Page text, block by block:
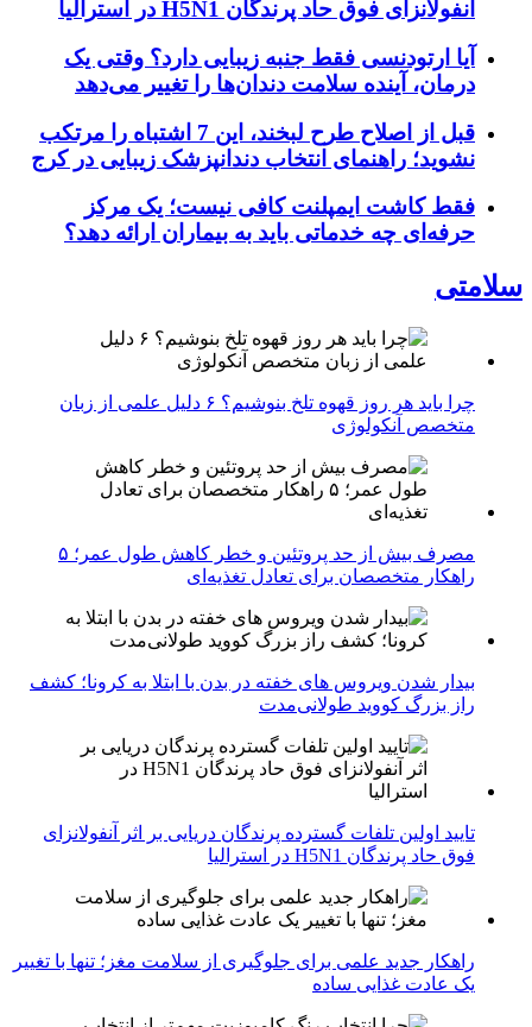
آنفولانزای فوق حاد پرندگان H5N1 در استرالیا
آیا ارتودنسی فقط جنبه زیبایی دارد؟ وقتی یک
درمان، آینده سلامت دندان‌ها را تغییر می‌دهد
قبل از اصلاح طرح لبخند، این 7 اشتباه را مرتکب
نشوید؛ راهنمای انتخاب دندانپزشک زیبایی در کرج
فقط کاشت ایمپلنت کافی نیست؛ یک مرکز
حرفه‌ای چه خدماتی باید به بیماران ارائه دهد؟
سلامتی
چرا باید هر روز قهوه تلخ بنوشیم؟ ۶ دلیل علمی از زبان
متخصص آنکولوژی
مصرف بیش از حد پروتئین و خطر کاهش طول عمر؛ ۵
راهکار متخصصان برای تعادل تغذیه‌ای
بیدار شدن ویروس‌ های خفته در بدن با ابتلا به کرونا؛ کشف
راز بزرگ کووید طولانی‌مدت
تایید اولین تلفات گسترده پرندگان دریایی بر اثر آنفولانزای
فوق حاد پرندگان H5N1 در استرالیا
راهکار جدید علمی برای جلوگیری از سلامت مغز؛ تنها با تغییر
یک عادت غذایی ساده